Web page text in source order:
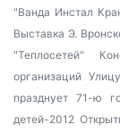
"Ванда Инстал
Выставка Э.
"Теплосетей"
организаций
празднует 71-ю
детей-2012